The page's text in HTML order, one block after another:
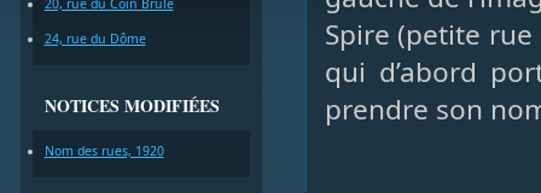
20, rue du Coin Brûlé
24, rue du Dôme
NOTICES MODIFIÉES
Nom des rues, 1920
Spire (petite
qui d’abord
prendre son